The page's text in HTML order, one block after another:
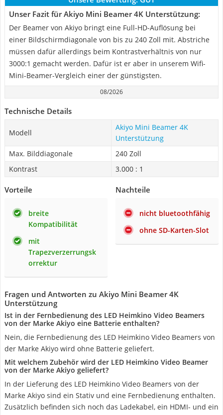
Unser Fazit für Akiyo Mini Beamer 4K Unterstützung:
Der Beamer von Akiyo bringt eine Full-HD-Auflösung bei
einer Bildschirmdiagonale von bis zu 240 Zoll mit. Abstriche
müssen dafür allerdings beim Kontrastverhältnis von nur
3000:1 gemacht werden. Dafür ist er aber in unserem Wifi-
Mini-Beamer-Vergleich einer der günstigsten.
08/2026
Technische Details
Modell
Akiyo Mini Beamer 4K
Unterstützung
Max. Bilddiagonale
240 Zoll
Kontrast
3.000 : 1
Vorteile
breite
Kompatibilität
mit
Trapezverzerrungsk
orrektur
Nachteile
nicht bluetoothfähig
ohne SD-Karten-Slot
Fragen und Antworten zu Akiyo Mini Beamer 4K
Unterstützung
Ist in der Fernbedienung des LED Heimkino Video Beamers
von der Marke Akiyo eine Batterie enthalten?
Nein, die Fernbedienung des LED Heimkino Video Beamers von
der Marke Akiyo wird ohne Batterie geliefert.
Mit welchem Zubehör wird der LED Heimkino Video Beamer
von der Marke Akiyo geliefert?
In der Lieferung des LED Heimkino Video Beamers von der
Marke Akiyo sind ein Stativ und eine Fernbedienung enthalten.
Zusätzlich befinden sich noch das Ladekabel, ein HDMI- und ein